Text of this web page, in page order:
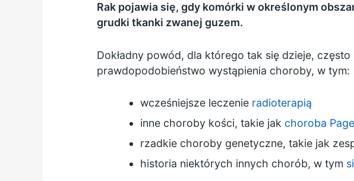
Rak pojawia się, gdy komórki w określonym
grudki tkanki zwanej guzem.
Dokładny powód, dla którego tak się dzieje,
prawdopodobieństwo wystąpienia choroby, w tym:
wcześniejsze leczenie radioterapią
inne choroby kości, takie jak choroba
rzadkie choroby genetyczne, takie jak
historia niektórych innych chorób, w tym